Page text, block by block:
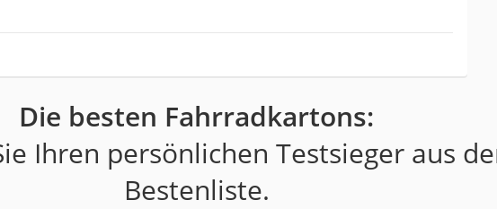
Die besten Fahrradkartons:
Ihren persönlichen Testsieger aus
Bestenliste.